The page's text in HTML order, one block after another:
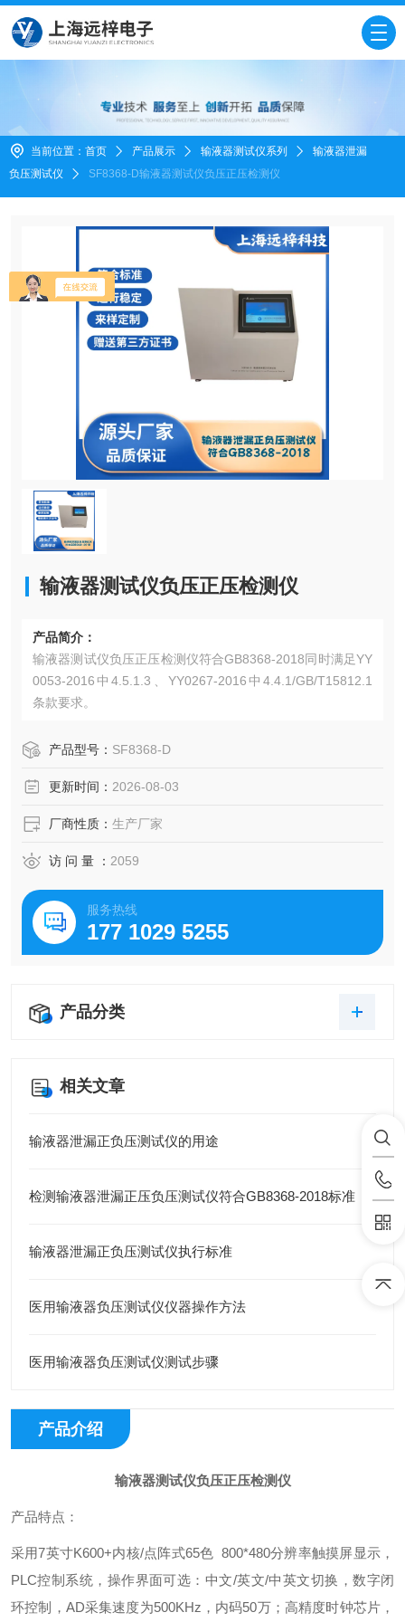
当前位置： 首页 产品展示 输液器测试仪系列
输液器泄漏
负压测试仪
SF8368-D输液器测试仪负压正压检测仪
输液器测试仪负压正压检测仪
产品简介：
输液器测试仪负压正压检测仪符合GB8368-2018同时满足YY
0053-2016中4.5.1.3、YY0267-2016中4.4.1/GB/T15812.1
条款要求。
产品型号： SF8368-D
更新时间： 2026-08-03
厂商性质： 生产厂家
访 问 量 ： 2059
服务热线
177 1029 5255
产品分类
相关文章
输液器泄漏正负压测试仪的用途
检测输液器泄漏正压负压测试仪符合GB8368-2018标准
输液器泄漏正负压测试仪执行标准
医用输液器负压测试仪仪器操作方法
医用输液器负压测试仪测试步骤
产品介绍
输液器测试仪负压正压检测仪
产品特点：
采用7英寸K600+内核/点阵式65色 800*480分辨率触摸屏显示，
PLC控制系统，操作界面可选：中文/英文/中英文切换，数字闭
环控制，AD采集速度为500KHz，内码50万；高精度时钟芯片，